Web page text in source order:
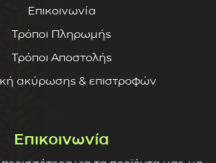
Επικοινωνία
Τρόποι Πληρωμής
Τρόποι Αποστολής
ακύρωσης & επιστροφών
Επικοινωνία